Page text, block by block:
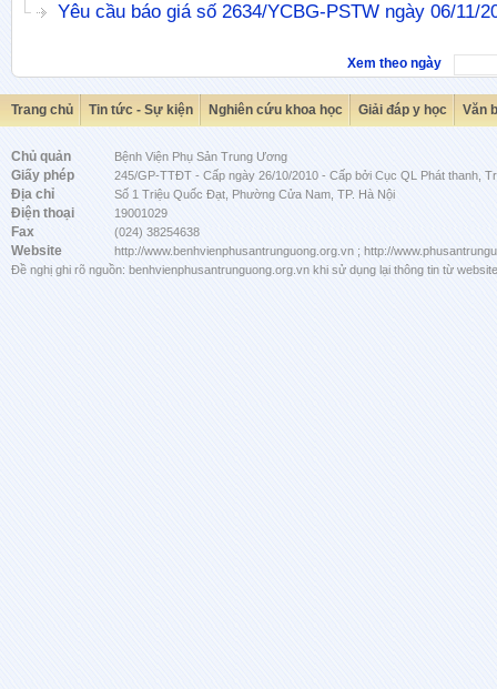
Yêu cầu báo giá số 2634/YCBG-PSTW ngày 06/11/
Xem theo ngày
Trang chủ Tin tức - Sự kiện Nghiên cứu khoa học Giải đáp y học Văn
Chủ quản Bệnh Viện Phụ Sản Trung Ương
Giấy phép 245/GP-TTĐT - Cấp ngày 26/10/2010 - Cấp bởi Cục QL Phát thanh,
Địa chỉ Số 1 Triệu Quốc Đạt, Phường Cửa Nam, TP. Hà Nội
Điện thoại 19001029
Fax (024) 38254638
Website
http://www.benhvienphusantrunguong.org.vn ; http://
Đề nghị ghi rõ nguồn: benhvienphusantrunguong.org.vn khi sử dụng lại thông tin từ